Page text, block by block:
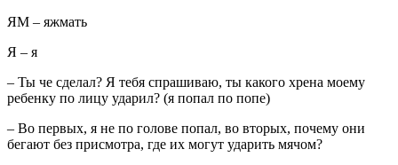
ЯМ – яжмать
Я – я
– Ты че сделал? Я тебя спрашиваю, ты какого хрена моему
ребенку по лицу ударил? (я попал по попе)
– Во первых, я не по голове попал, во вторых, почему они
бегают без присмотра, где их могут ударить мячом?